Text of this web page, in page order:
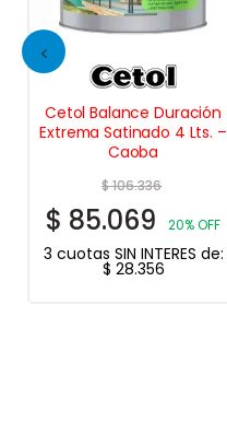
Cetol Balance Duración
Extrema Satinado 4 Lts. –
Caoba
$106.336
$ 85.069 20% OFF
3 cuotas SIN INTERES de:
$ 28.356